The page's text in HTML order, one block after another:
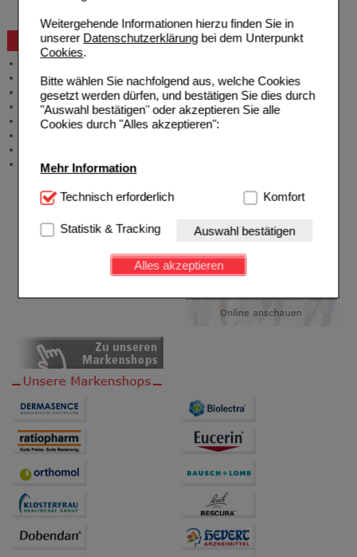
Weitergehende Informationen hierzu finden Sie in
unserer Datenschutzerklärungbei dem Unterpunkt
Cookies.
Bitte wählen Sie nachfolgend aus, welche Cookies
gesetzt werden dürfen, und bestätigen Sie dies durch
"Auswahl bestätigen" oder akzeptieren Sie alle
Cookies durch "Alles akzeptieren":
Mehr Information
Technisch Notwendig:Hierbei handelt es sich um
Website notwendig sind (z.B. Navigation, Warenkorb,
Kundenkonto), weshalb auf diese nicht verzichtet
werden kann.
Einkaufserlebnis noch ansprechender zu gestalten,
beispielsweise für die Wiedererkennung des
Verhaltensweisen (z.B. Spracheinstellung)
anzupassen. Komfort-Cookies ermöglichen es uns
auch auf Ihre Bedürfnisse zugeschrittene Inhalte
anzuzeigen und unser Partnerprogramm zu
Informationen über die Art und Weise der Nutzung
unserer Website sammeln, mit deren Hilfe wir unsere
Website weiter für Sie optimieren können, den Inhalt
Drittseiten möglichst relevant für Sie zu gestalten.
Bitte beachten Sie, dass Daten hierfür teilweise an
Dritte wie z.B. Google oder soziale Medien
übertragen werden.
Technisch erforderlich Komfort
Statistik & Tracking Auswahl bestätigen
Alles akzeptieren
Beratung und Service
Produktberatung
Meldung Arzneimittelrisiken
Zuzahlungsfreie Arzneien
Angebote & Downloads
Stellenangebote